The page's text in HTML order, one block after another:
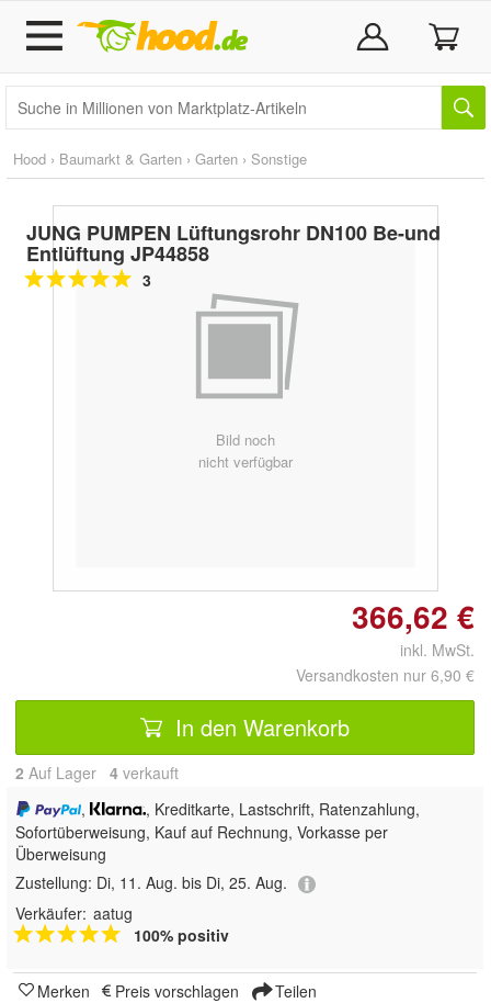
Hood › Baumarkt & Garten › Garten › Sonstige
JUNG PUMPEN Lüftungsrohr DN100 Be-und
Entlüftung JP44858
3
Bild noch
nicht verfügbar
366,62 €
inkl. MwSt.
Versandkosten nur 6,90 €
In den Warenkorb
2 Auf Lager 4 verkauft
,
, Kreditkarte, Lastschrift, Ratenzahlung,
Sofortüberweisung, Kauf auf Rechnung, Vorkasse per
Überweisung
Zustellung: Di, 11. Aug. bis Di, 25. Aug.
Verkäufer: aatug
100% positiv
Merken Preis vorschlagen Teilen